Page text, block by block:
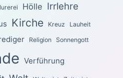
Hölle Irrlehre
Kirche Kreuz Lauheit
Religion Sonnengott
Verführung